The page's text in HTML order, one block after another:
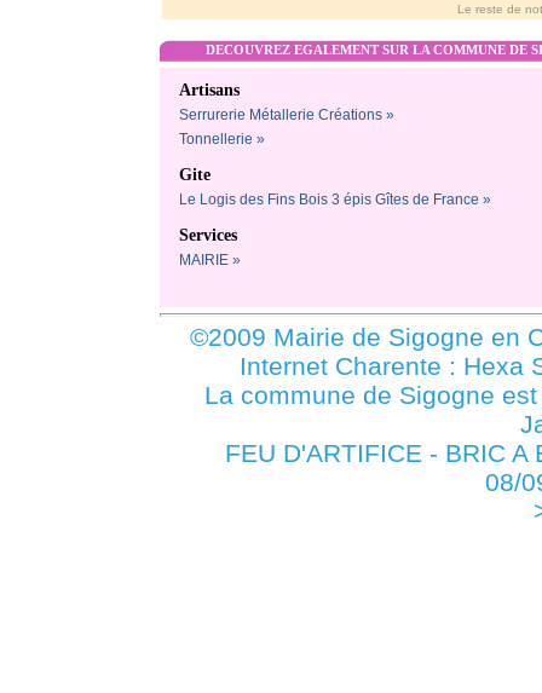
Le reste de
DECOUVREZ EGALEMENT SUR LA COMMUNE DE
Artisans
Serrurerie Métallerie Créations »
Tonnellerie »
Gite
Le Logis des Fins Bois 3 épis Gîtes de France »
Services
MAIRIE »
©2009 Mairie de Sigogne en
Internet Charente : Hexa
La commune de Sigogne
FEU D'ARTIFICE - BRIC
08/